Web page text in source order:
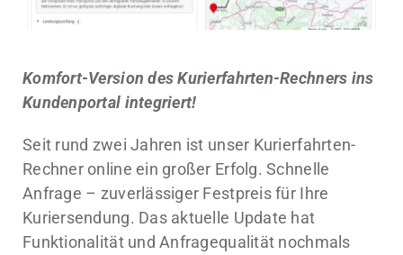
Komfort-Version des Kurierfahrten-Rechners ins
Kundenportal integriert!
Seit rund zwei Jahren ist unser Kurierfahrten-
Rechner online ein großer Erfolg. Schnelle
Anfrage – zuverlässiger Festpreis für Ihre
Kuriersendung. Das aktuelle Update hat
Funktionalität und Anfragequalität nochmals